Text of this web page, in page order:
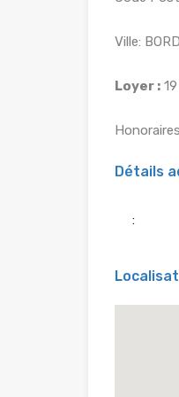
Ville:
Loyer :
Détails
: